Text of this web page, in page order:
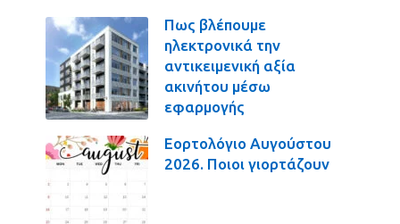
Πως βλέπουμε
ηλεκτρονικά την
αντικειμενική αξία
ακινήτου μέσω
εφαρμογής
Εορτολόγιο Αυγούστου
2026. Ποιοι γιορτάζουν